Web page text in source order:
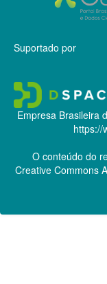
Suportado por
Empresa Brasileira
https://
O conteúdo do
Creative Commons